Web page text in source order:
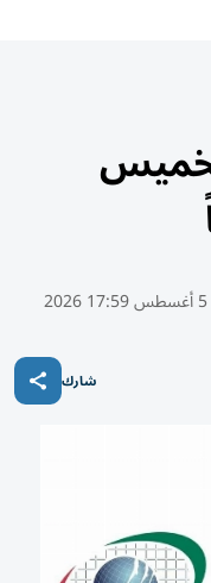
5 أغسطس 17:59 2026
شارك